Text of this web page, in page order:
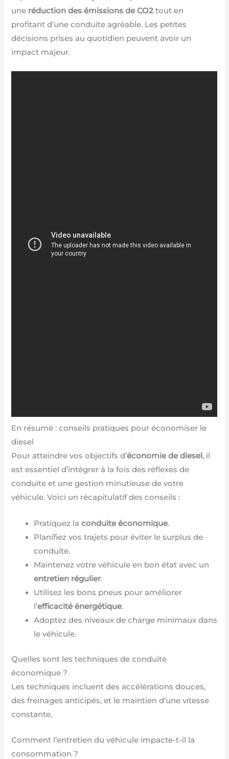
une réduction des émissions de CO2 tout en
profitant d’une conduite agréable. Les petites
décisions prises au quotidien peuvent avoir un
impact majeur.
En résumé : conseils pratiques pour économiser le
diesel
Pour atteindre vos objectifs d’économie de diesel , il
est essentiel d’intégrer à la fois des réflexes de
conduite et une gestion minutieuse de votre
véhicule. Voici un récapitulatif des conseils :
Pratiquez laconduite économique.
Planifiez vos trajets pour éviter le surplus de
conduite.
Maintenez votre véhicule en bon état avec un
entretien régulier.
Utilisez les bons pneus pour améliorer
l’efficacité énergétique.
Adoptez des niveaux de charge minimaux dans
le véhicule.
Quelles sont les techniques de conduite
économique ?
Les techniques incluent des accélérations douces,
des freinages anticipés, et le maintien d’une vitesse
constante.
Comment l’entretien du véhicule impacte-t-il la
consommation ?